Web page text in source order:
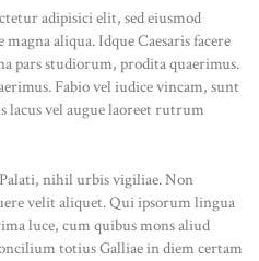
adipisici elit, sed eiusmod
aliqua. Idque Caesaris facere
pars studiorum, prodita quaerimus.
Fabio vel iudice vincam, sunt
lacus vel augue laoreet rutrum
nihil urbis vigiliae. Non
velit aliquet. Qui ipsorum lingua
luce, cum quibus mons aliud
totius Galliae in diem certam